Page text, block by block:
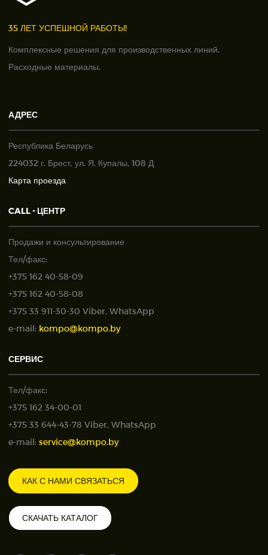
35 ЛЕТ УСПЕШНОЙ РАБОТЫ!
Комплексные решения для производственных линий.
Расходные материалы.
АДРЕС
Республика Беларусь
224032 г. Брест, ул. Я. Купалы, 108 Д
Карта проезда
CALL - ЦЕНТР
Продажи и консультирование
Тел/факс:
+375 162 40-58-09
+375 162 40-58-08
+375 33 911-30-30 Viber, WhatsApp
e-mail: kompo@kompo.by
СЕРВИС
Тел/факс:
+375 162 34-00-01
+375 33 644-43-78 Viber, WhatsApp
e-mail: service@kompo.by
КАК С НАМИ СВЯЗАТЬСЯ
СКАЧАТЬ КАТАЛОГ